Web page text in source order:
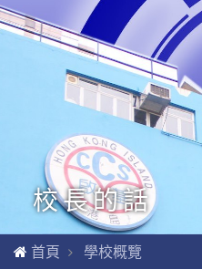
校長的話
首頁 學校概覽